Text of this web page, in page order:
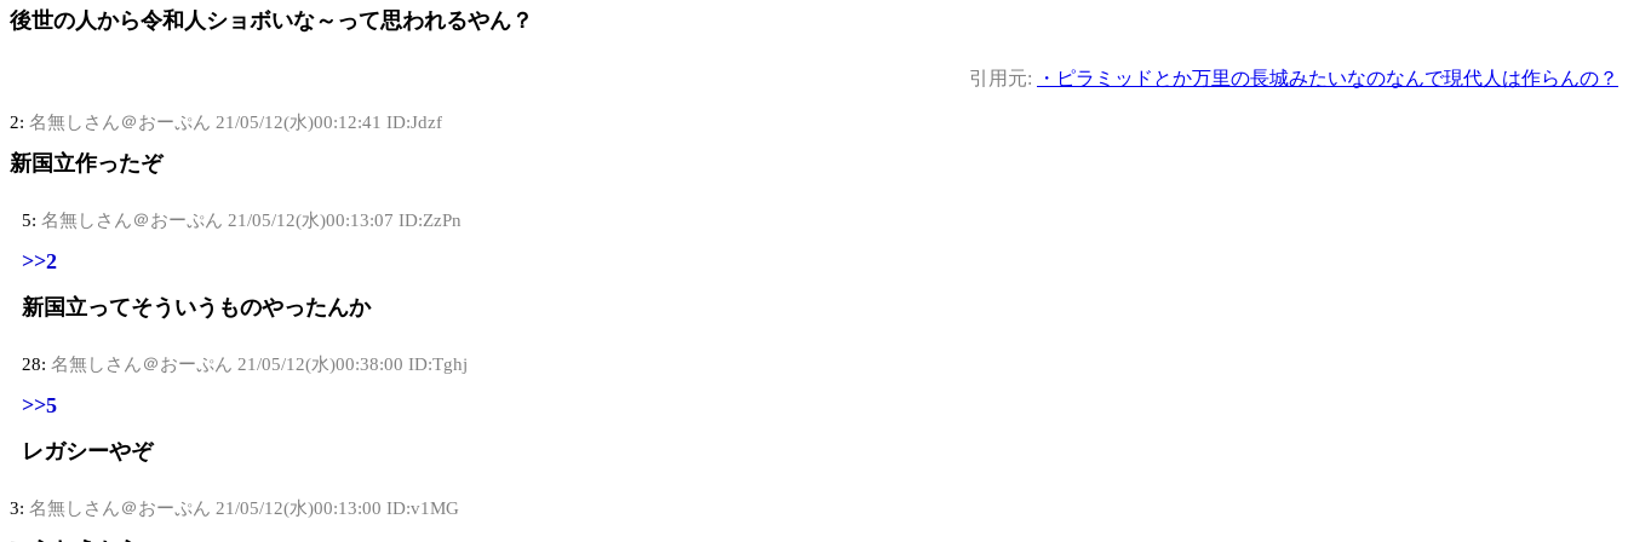
後世の人から令和人ショボいな～って思われるやん？
引用元: ・ピラミッドとか万里の長城みたいなのなんで現代人は作らんの？
2: 名無しさん＠おーぷん 21/05/12(水)00:12:41 ID:Jdzf
新国立作ったぞ
5: 名無しさん＠おーぷん 21/05/12(水)00:13:07 ID:ZzPn
>>2
新国立ってそういうものやったんか
28: 名無しさん＠おーぷん 21/05/12(水)00:38:00 ID:Tghj
>>5
レガシーやぞ
3: 名無しさん＠おーぷん 21/05/12(水)00:13:00 ID:v1MG